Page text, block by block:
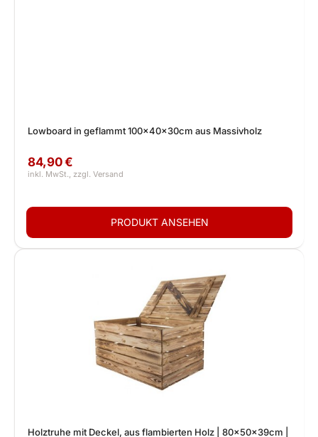
Lowboard in geflammt 100x40x30cm aus Massivholz
84,90 €
Holztruhe mit Deckel, aus flambierten Holz | 80x50x39cm |